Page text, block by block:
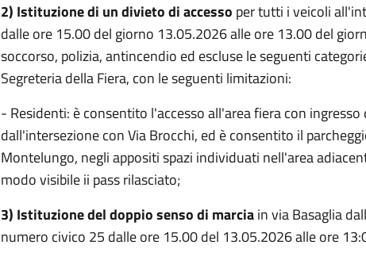
2) Istituzione di un divieto di accesso per tutti i veicoli
dalle ore 15.00 del giorno 13.05.2026 alle ore 13.00 del
soccorso, polizia, antincendio ed escluse le seguenti
Segreteria della Fiera, con le seguenti limitazioni:
- Residenti: è consentito l'accesso all'area fiera con
dall'intersezione con Via Brocchi, ed è consentito il
Montelungo, negli appositi spazi individuati nell'area
modo visibile ii pass rilasciato;
3) Istituzione del doppio senso di marciain via Basaglia
numero civico 25 dalle ore 15.00 del 13.05.2026 alle ore